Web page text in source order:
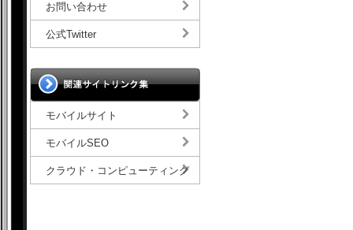
お問い合わせ
公式Twitter
モバイルサイト
モバイルSEO
クラウド・コンピューティング